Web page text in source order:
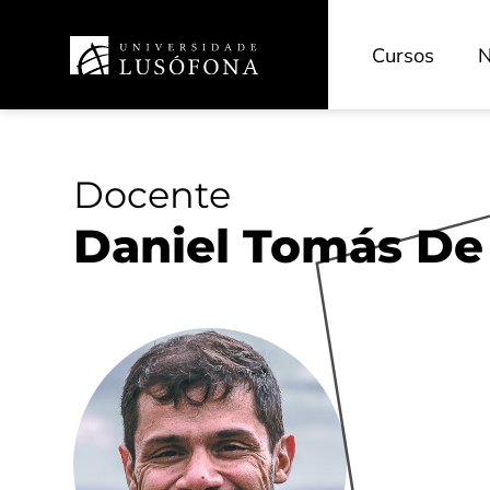
Cursos
CECAM - Cinema e Artes dos Media
Docente
Daniel Tomás